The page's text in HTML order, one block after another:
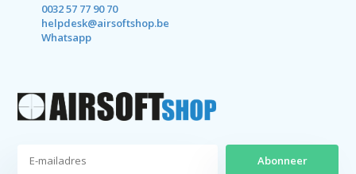
0032 57 77 90 70
helpdesk@airsoftshop.be
Whatsapp
Abonneer